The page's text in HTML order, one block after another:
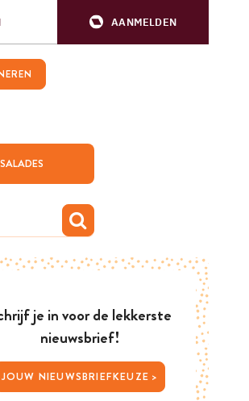
AANMELDEN
SALADES
je in voor de lekkerste
nieuwsbrief!
JOUW NIEUWSBRIEFKEUZE >